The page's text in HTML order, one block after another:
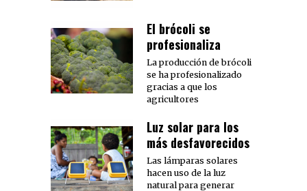
El brócoli se
profesionaliza
La producción de brócoli
se ha profesionalizado
gracias a que los
agricultores
Luz solar para los
más desfavorecidos
Las lámparas solares
hacen uso de la luz
natural para generar